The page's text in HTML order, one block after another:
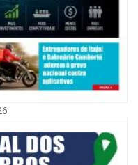
para o combate à